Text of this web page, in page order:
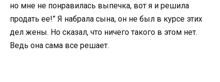
но мне не понравилась выпечка, вот я и решила
продать ее!” Я набрала сына, он не был в курсе этих
дел жены. Но сказал, что ничего такого в этом нет.
Ведь она сама все решает.